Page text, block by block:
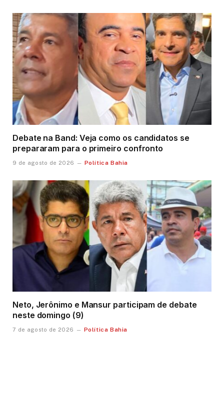
Debate na Band: Veja como os candidatos se
prepararam para o primeiro confronto
9 de agosto de 2026 Política Bahia
Neto, Jerônimo e Mansur participam de debate
neste domingo (9)
7 de agosto de 2026 Política Bahia